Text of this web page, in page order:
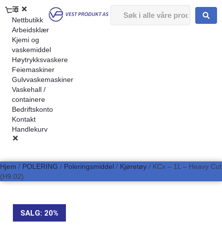
0
Nettbutikk
Arbeidsklær
Kjemi og
vaskemiddel
Høytrykksvaskere
Feiemaskiner
Gulvvaskemaskiner
Vaskehall /
containere
Bedriftskonto
Kontakt
Handlekurv
Hjem / POLERING / Poleringsmiddel / Kjøretøy / KCx – 1L – Heavy Cut
(H9.02)
SALG: 20%